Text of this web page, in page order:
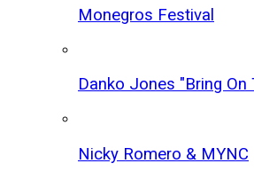
Monegros Festival
Danko Jones "Bring
Nicky Romero & MYNC